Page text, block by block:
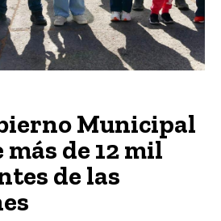
Municipal
de 12 mil
de las